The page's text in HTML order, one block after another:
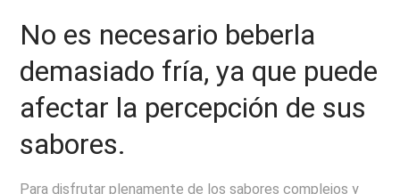
No es necesario beberla
demasiado fría, ya que puede
afectar la percepción de sus
sabores.
Para disfrutar plenamente de los sabores complejos y